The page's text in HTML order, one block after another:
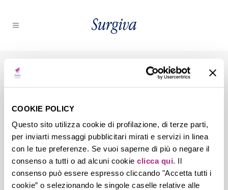
COOKIE POLICY
Questo sito utilizza cookie di profilazione, di terze parti,
per inviarti messaggi pubblicitari mirati e servizi in linea
con le tue preferenze. Se vuoi saperne di più o negare il
consenso a tutti o ad alcuni cookie clicca qui. Il
consenso può essere espresso cliccando "Accetta tutti i
cookie” o selezionando le singole caselle relative alle
21 NOV
Premio Surgiva
2016
Posted at 09:54h
Micaela Motta
Likes